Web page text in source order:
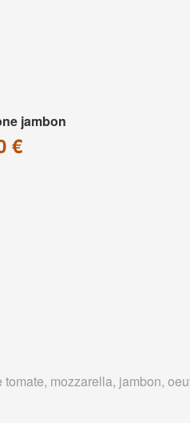
jambon
€
tomate, mozzarella, jambon,